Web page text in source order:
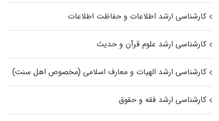
کارشناسی ارشد اطلاعات و حفاظت اطلاعات
کارشناسی ارشد علوم قرآن و حدیث
کارشناسی ارشد الهیات و معارف اسلامی (مخصوص اهل سنت)
کارشناسی ارشد فقه و حقوق